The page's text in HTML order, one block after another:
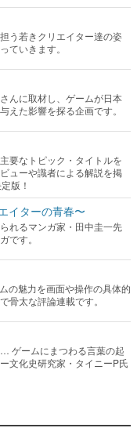
う若きクリエイター達の姿
ていきます。
んに取材し、ゲームが日本
えた影響を探る企画です。
要なトピック・タイトルを
ューや識者による解説を掲
版！
イターの青春〜
れるマンガ家・田中圭一先
です。
の魅力を画面や操作の具体的
骨太な評論連載です。
ゲームにまつわる言葉の起
文化史研究家・タイニーP氏